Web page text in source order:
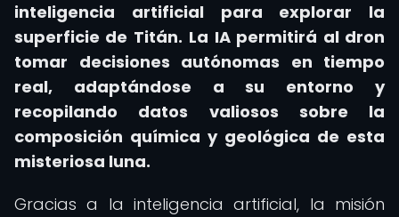
inteligencia artificial para explorar la
superficie de Titán. La IA permitirá al dron
tomar decisiones autónomas en tiempo
real, adaptándose a su entorno y
recopilando datos valiosos sobre la
composición química y geológica de esta
misteriosa luna.
Gracias a la inteligencia artificial, la misión